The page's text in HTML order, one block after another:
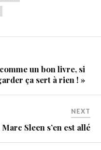
un bon livre, si
ça sert à rien ! »
NEXT
Marc Sleen s’en est allé